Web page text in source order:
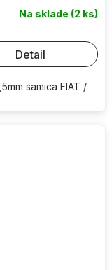
Na sklade (2 ks)
Detail
samica FIAT /